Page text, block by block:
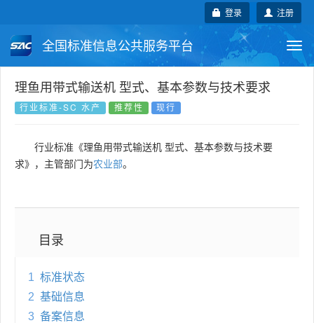
注册
登录
全国标准信息公共服务平台
国家标准 行业标准 地方标准
国外标准 技术委员会
理鱼用带式输送机 型式、基本参数与技术要求
行业标准-SC 水产 推荐性 现行
行业标准《理鱼用带式输送机 型式、基本参数与技术要
求》，主管部门为农业部。
目录
1 标准状态
2 基础信息
3 备案信息